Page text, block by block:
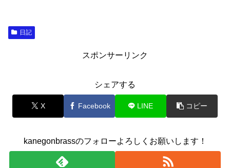
日記
スポンサーリンク
シェアする
X Facebook LINE コピー
kanegonbrassのフォローよろしくお願いします！